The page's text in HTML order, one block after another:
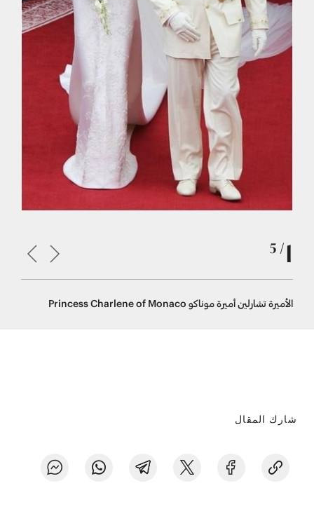
الأميرة تشارلين أميرة موناكو Princess Charlene of Monaco
شارك المقال